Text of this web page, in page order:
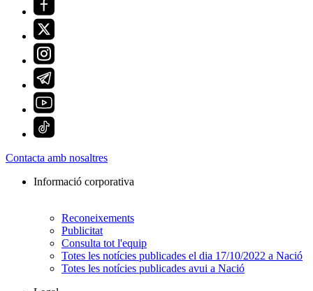
Contacta amb nosaltres
Informació corporativa
Reconeixements
Publicitat
Consulta tot l'equip
Totes les notícies publicades el dia 17/10/2022 a Nació
Totes les notícies publicades avui a Nació